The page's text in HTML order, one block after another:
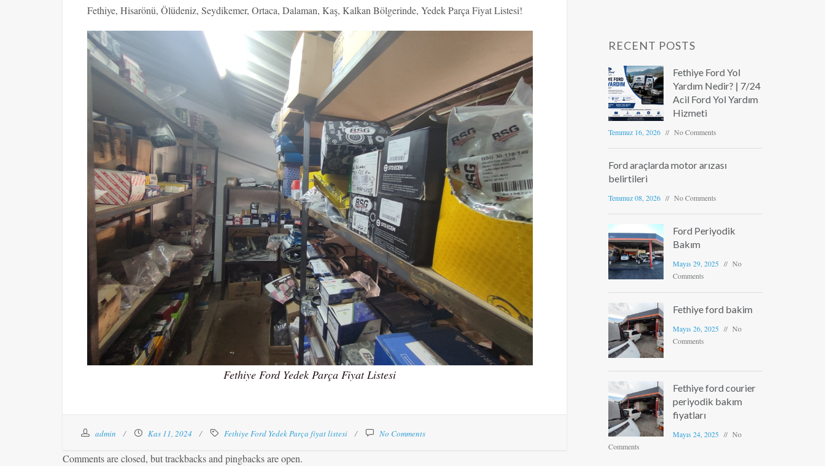
Fethiye, Hisarönü, Ölüdeniz, Seydikemer, Ortaca, Dalaman, Kaş, Kalkan Bölgerinde, Yedek Parça Fiyat Listesi!
Fethiye Ford Yedek Parça Fiyat Listesi
admin Kas 11, 2024 Fethiye Ford Yedek Parça fiyat listesi No Comments
Comments are closed, but trackbacks and pingbacks are open.
RECENT POSTS
Fethiye Ford Yol
Yardım Nedir? | 7/24
Acil Ford Yol Yardım
Hizmeti
Temmuz 16, 2026 No Comments
Ford araçlarda motor arızası
belirtileri
Temmuz 08, 2026 No Comments
Ford Periyodik
Bakım
Mayıs 29, 2025
No
Comments
Fethiye ford bakim
Mayıs 26, 2025
No
Comments
Fethiye ford courier
periyodik bakım
fiyatları
Mayıs 24, 2025
No
Comments